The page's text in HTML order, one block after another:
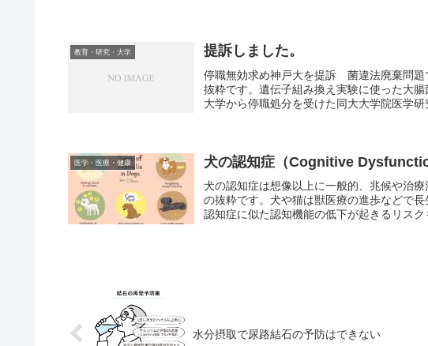
教育・研究・大学 提訴しました。
停職無効求め神戸大を提訴 菌違法廃棄問
抜粋です。遺伝子組み換え実験に使った大
大学から停職処分を受けた同大大学院医学研
医学・医療・健康 犬の認知症（Cognitive
犬の認知症は想像以上に一般的、兆候や治
の抜粋です。犬や猫は獣医療の進歩などで
認知症に似た認知機能の低下が起きるリスク
水分摂取で尿路結石の予防はできない